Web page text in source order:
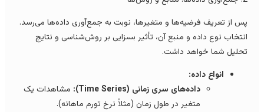
از تعریف فرضیه‌ها و متغیرها، نوبت به جمع‌آوری داده‌ها می‌رسد.
نوع داده و منبع آن، تأثیر بسزایی بر روش‌شناسی و نتایج
شما خواهد داشت.
انواع داده:
داده‌های سری زمانی (Time Series):
مشاهدات یک
متغیر در طول زمان (مثلاً نرخ تورم ماهانه).